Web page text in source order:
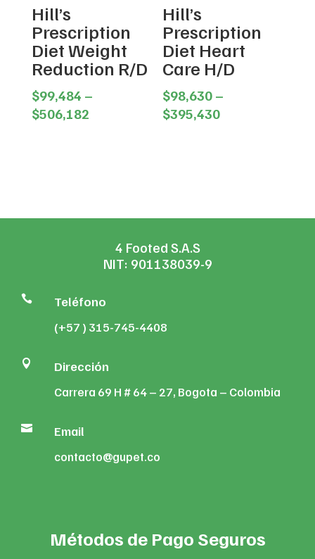
Hill’s
Prescription
Diet Weight
Reduction R/D
$99,484 –
$506,182Price
Hill’s
Prescription
Diet Heart
Care H/D
$98,630 –
$395,430Price
4 Footed S.A.S
NIT: 901138039-9
 Teléfono
(+57 ) 315-745-4408
 Dirección
Carrera 69 H # 64 – 27, Bogota – Colombia
 Email
contacto@gupet.co
Métodos de Pago Seguros